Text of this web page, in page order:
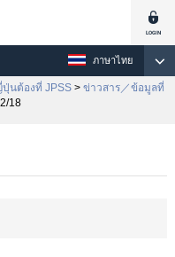
ภาษาไทย
นต้องที่ JPSS > ข่าวสาร／ข้อมูลที่
18